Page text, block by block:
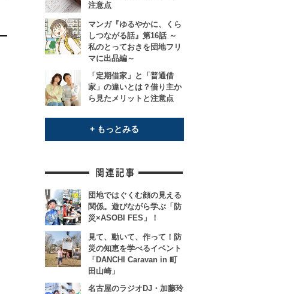
注意点
マンガ『ゆるやかに、くら
しつながる話』第16話 ～
私のとっておきを団地フリ
マに出品編～
「定期借家」と「普通借
家」の違いとは？借り主か
ら見たメリットと注意点
+ もっとみる
団地ではぐくむ顔の見える
関係。遊びながら学ぶ「防
災×ASOBI FES」！
見て、動いて、作って！防
災の知恵を学べるイベント
「DANCHI Caravan in 町
田山崎」
名古屋のラジオDJ・加藤玲